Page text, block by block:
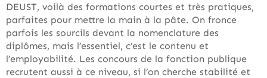
DEUST, voilà des formations courtes et très pratiques,
parfaites pour mettre la main à la pâte. On fronce
parfois les sourcils devant la nomenclature des
diplômes, mais l’essentiel, c’est le contenu et
l’employabilité. Les concours de la fonction publique
recrutent aussi à ce niveau, si l’on cherche stabilité et